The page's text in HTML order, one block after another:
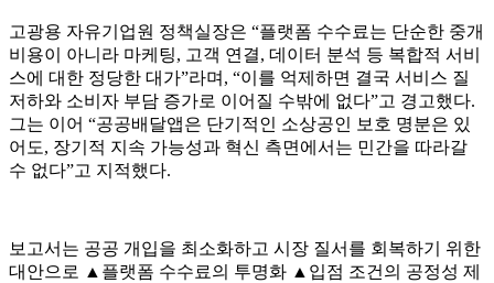
고광용 자유기업원 정책실장은 “플랫폼 수수료는 단순한 중개
비용이 아니라 마케팅, 고객 연결, 데이터 분석 등 복합적 서비
스에 대한 정당한 대가”라며, “이를 억제하면 결국 서비스 질
저하와 소비자 부담 증가로 이어질 수밖에 없다”고 경고했다.
그는 이어 “공공배달앱은 단기적인 소상공인 보호 명분은 있
어도, 장기적 지속 가능성과 혁신 측면에서는 민간을 따라갈
수 없다”고 지적했다.
보고서는 공공 개입을 최소화하고 시장 질서를 회복하기 위한
대안으로 ▲플랫폼 수수료의 투명화 ▲입점 조건의 공정성 제